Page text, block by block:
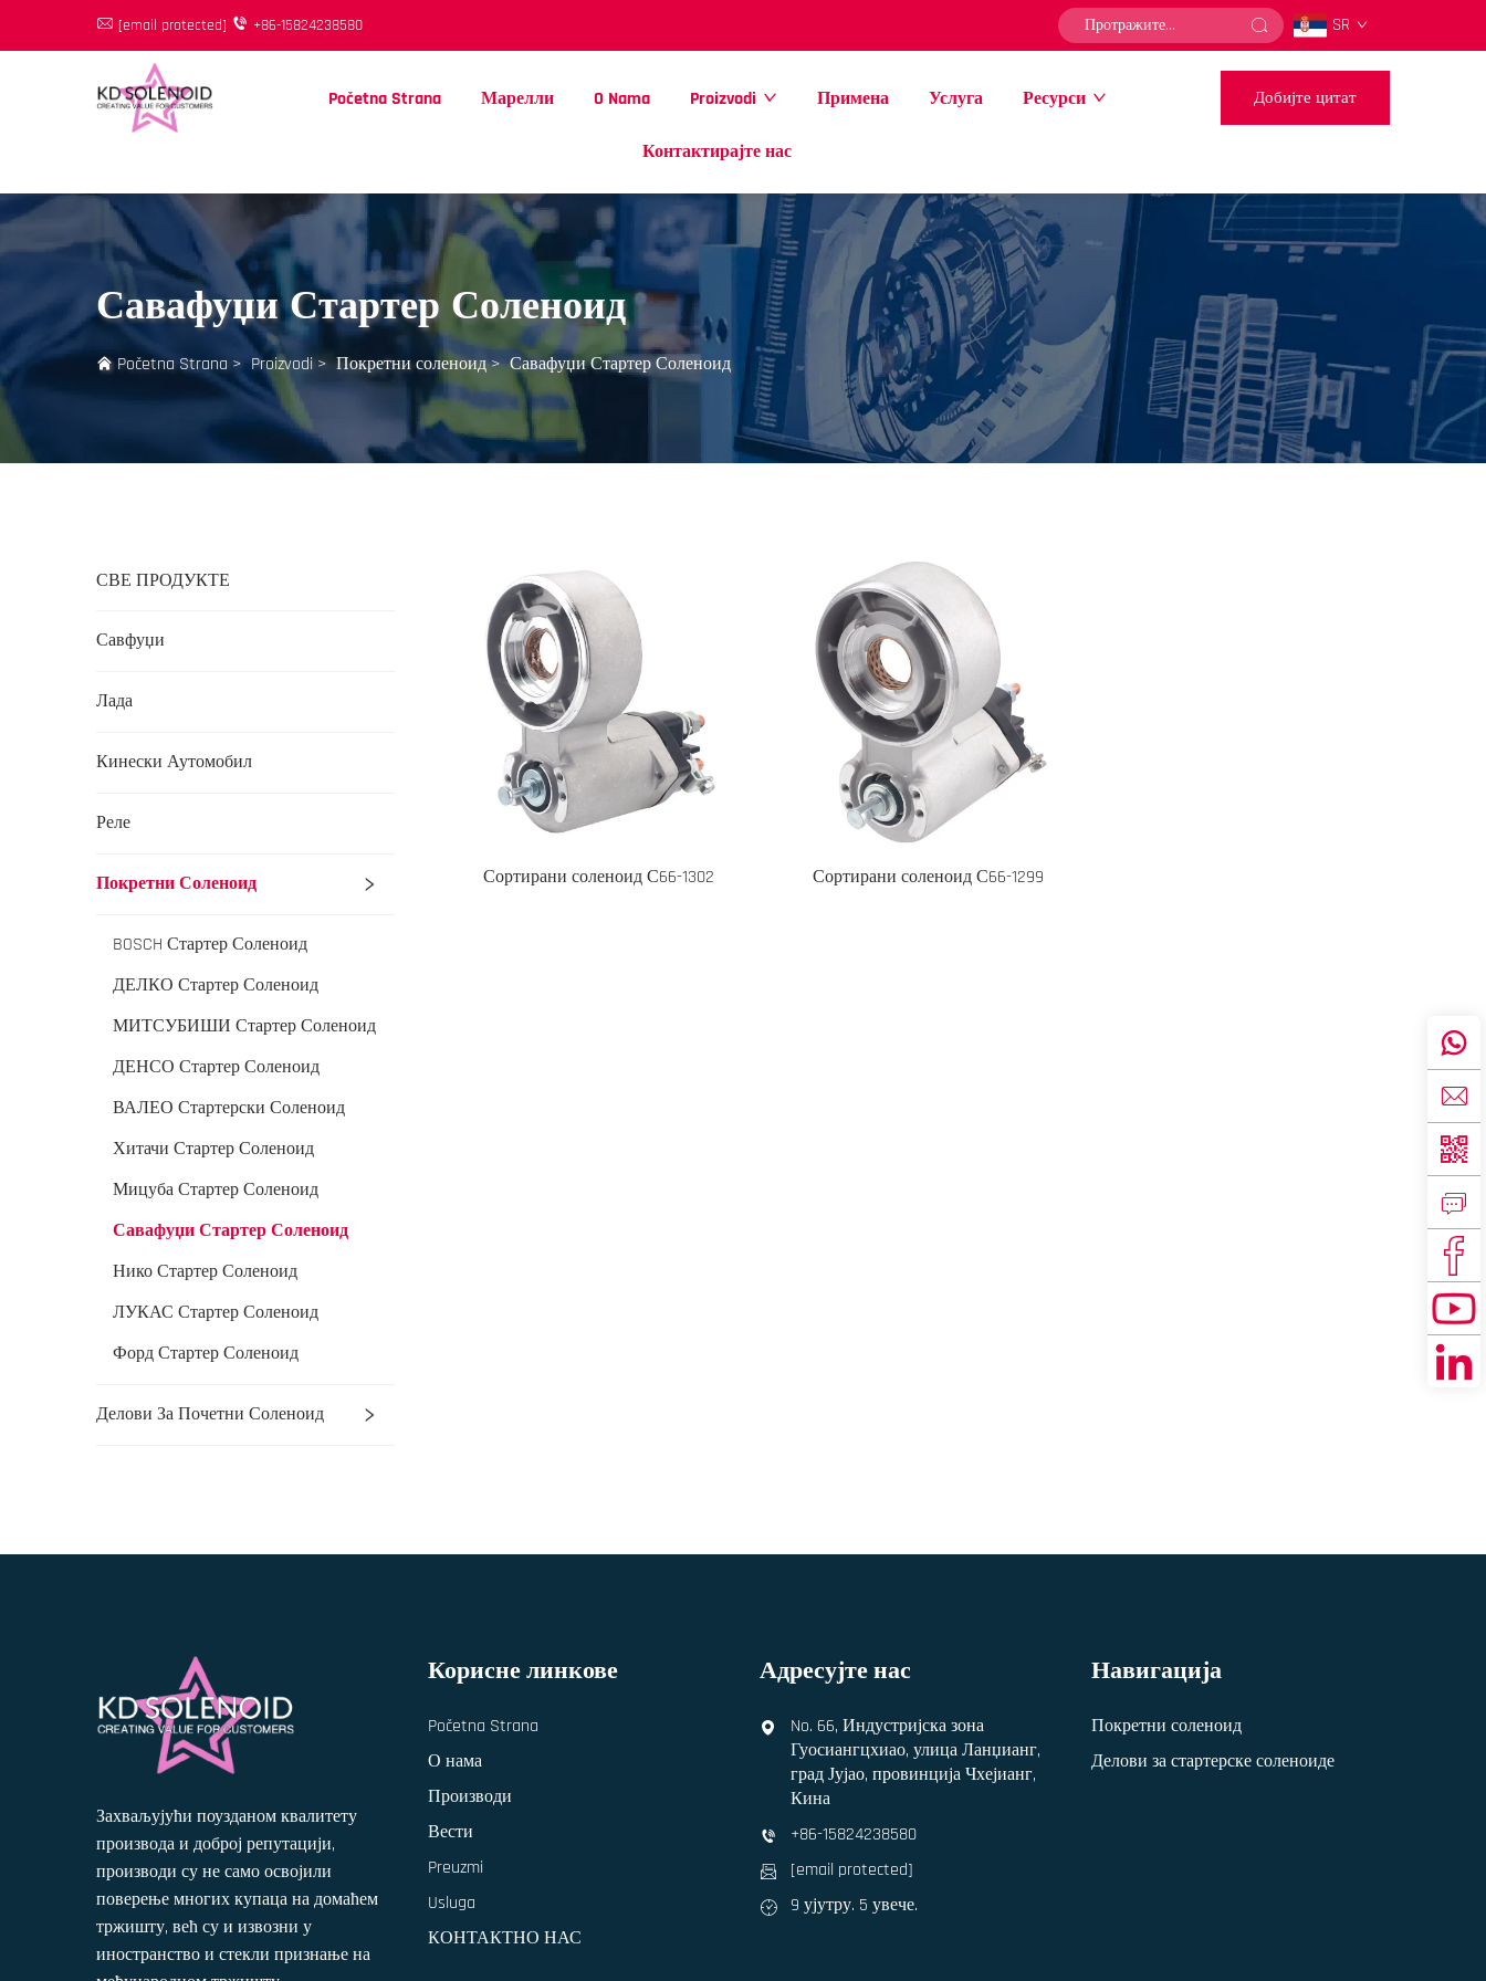
[email protected] +86-15824238580 SR
Početna Strana Марелли O Nama Proizvodi Примена Услуга Ресурси
Контактирајте нас
Добијте цитат
Савафуџи Стартер Соленоид
Početna Strana >Proizvodi >Покретни соленоид>Савафуџи Стартер Соленоид
СВЕ ПРОДУКТЕ
Савфуџи
Лада
Кинески Аутомобил
Реле
Покретни Соленоид
BOSCH Стартер Соленоид
ДЕЛКО Стартер Соленоид
МИТСУБИШИ Стартер Соленоид
ДЕНСО Стартер Соленоид
ВАЛЕО Стартерски Соленоид
Хитачи Стартер Соленоид
Мицуба Стартер Соленоид
Савафуџи Стартер Соленоид
Нико Стартер Соленоид
ЛУКАС Стартер Соленоид
Форд Стартер Соленоид
Делови За Почетни Соленоид
Сортирани соленоид С66-1302 Сортирани соленоид С66-1299
Захваљујући поузданом квалитету
производа и доброј репутацији,
производи су не само освојили
поверење многих купаца на домаћем
тржишту, већ су и извозни у
иностранство и стекли признање на
Корисне линкове
Početna Strana
О нама
Производи
Вести
Preuzmi
Usluga
КОНТАКТНО НАС
Адресујте нас
No. 66, Индустријска зона
Гуосиангцхиао, улица Ланџианг,
град Јујао, провинција Чхејианг,
Кина
+86-15824238580
[email protected]
9 ујутру. 5 увече.
Навигација
Покретни соленоид
Делови за стартерске соленоиде